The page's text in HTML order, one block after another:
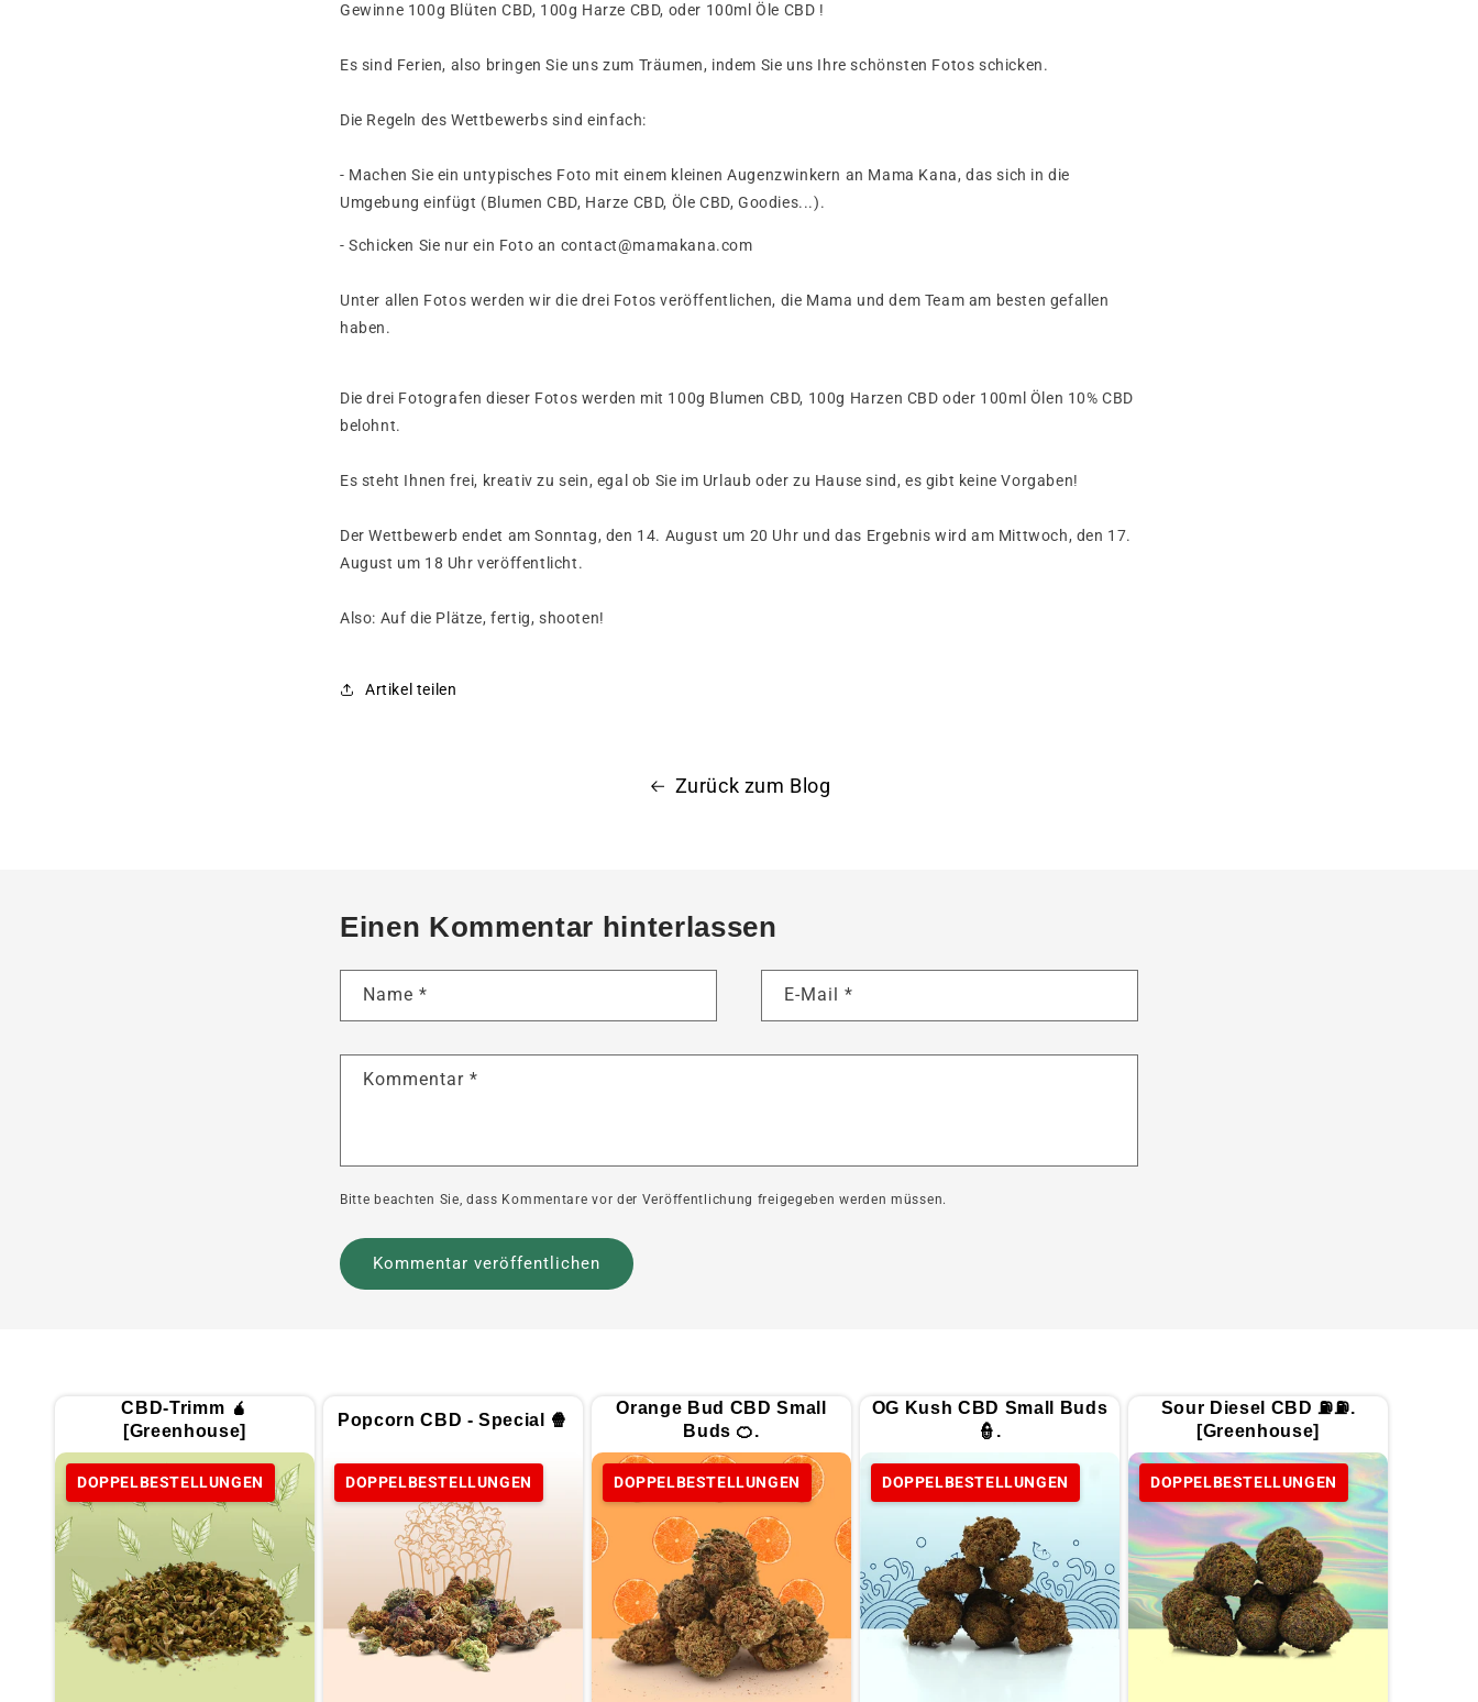
Gewinne 100g Blüten CBD, 100g Harze CBD, oder 100ml Öle CBD !
Es sind Ferien, also bringen Sie uns zum Träumen, indem Sie uns Ihre schönsten Fotos schicken.
Die Regeln des Wettbewerbs sind einfach:
- Machen Sie ein untypisches Foto mit einem kleinen Augenzwinkern an Mama Kana, das sich in die
Umgebung einfügt (Blumen CBD, Harze CBD, Öle CBD, Goodies...).
- Schicken Sie nur ein Foto an contact@mamakana.com
Unter allen Fotos werden wir die drei Fotos veröffentlichen, die Mama und dem Team am besten gefallen
haben.
Die drei Fotografen dieser Fotos werden mit 100g Blumen CBD, 100g Harzen CBD oder 100ml Ölen 10% CBD
belohnt.
Es steht Ihnen frei, kreativ zu sein, egal ob Sie im Urlaub oder zu Hause sind, es gibt keine Vorgaben!
Der Wettbewerb endet am Sonntag, den 14. August um 20 Uhr und das Ergebnis wird am Mittwoch, den 17.
August um 18 Uhr veröffentlicht.
Also: Auf die Plätze, fertig, shooten!
Artikel teilen
Zurück zum Blog
Einen Kommentar hinterlassen
Name * E-Mail *
Kommentar *
Bitte beachten Sie, dass Kommentare vor der Veröffentlichung freigegeben werden müssen.
CBD-Trimm 🧉
[Greenhouse]
DOPPELBESTELLUNGEN
Popcorn CBD - Special 🍿
DOPPELBESTELLUNGEN
Orange Bud CBD Small
Buds 🍊.
DOPPELBESTELLUNGEN
OG Kush CBD Small Buds
👮.
DOPPELBESTELLUNGEN
Sour Diesel CBD ⛽⛽.
[Greenhouse]
DOPPELBESTELLUNGEN